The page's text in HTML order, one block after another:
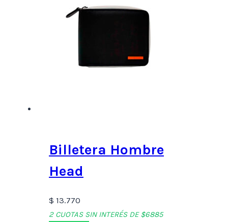
Billetera Hombre
Head
$ 13.770
2 CUOTAS SIN INTERÉS DE $6885